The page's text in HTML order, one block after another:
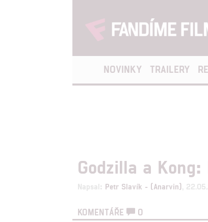
NOVINKY TRAILERY
Godzilla a
Napsal: Petr Slavík - (Anarvin) ,
KOMENTÁŘE 0